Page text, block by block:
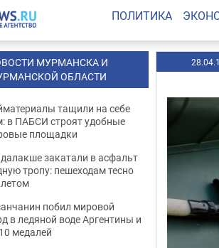
ПОЛИТИКА
МУРМАНСКА И
ОБЛАСТИ
тащили на себе
в ПАБСИ строят удобные
площадки
закатали в асфальт
тропу: пешеходам тесно
побил мировой
в ледяной воде Аргентины и
медалей